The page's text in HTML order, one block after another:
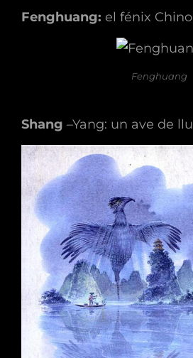
Fenghuang: el fénix Chino
Fenghuang
Shang –Yang: un ave de